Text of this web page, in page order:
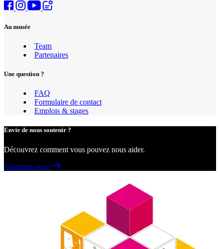
Au musée
Team
Partenaires
Une question ?
FAQ
Formulaire de contact
Emplois & stages
Envie de nous soutenir ?
Découvrez comment vous pouvez nous aider.
Soutenez-nous